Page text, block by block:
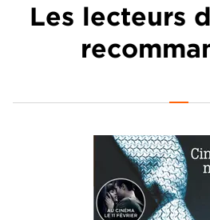
Les lecteurs